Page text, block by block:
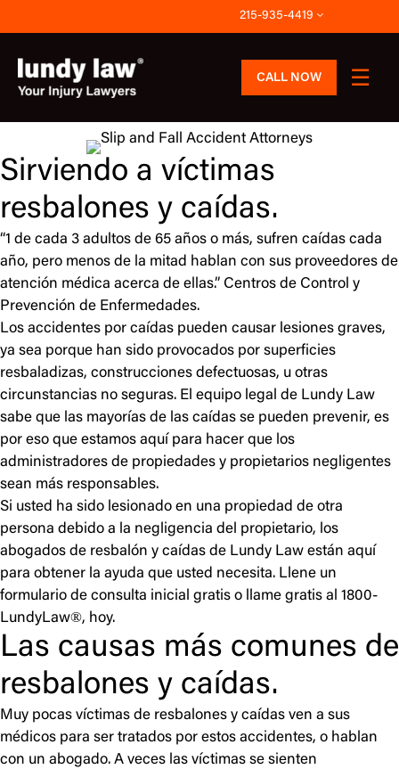
to
content
215-935-4419
CALL NOW
Sirviendo a víctimas
resbalones y caídas.
“1 de cada 3 adultos de 65 años o más, sufren caídas cada
año, pero menos de la mitad hablan con sus proveedores de
atención médica acerca de ellas.”­ Centros de Control y
Prevención de Enfermedades.
Los accidentes por caídas pueden causar lesiones graves,
ya sea porque han sido provocados por superficies
resbaladizas, construcciones defectuosas, u otras
circunstancias no seguras. El equipo legal de Lundy Law
sabe que las mayorías de las caídas se pueden prevenir, es
por eso que estamos aquí para hacer que los
administradores de propiedades y propietarios negligentes
sean más responsables.
Si usted ha sido lesionado en una propiedad de otra
persona debido a la negligencia del propietario, los
abogados de resbalón y caídas de Lundy Law están aquí
para obtener la ayuda que usted necesita. Llene un
formulario de consulta inicial gratis o llame gratis al 1­800­
LundyLaw®, hoy.
Las causas más comunes de
resbalones y caídas.
Muy pocas víctimas de resbalones y caídas ven a sus
médicos para ser tratados por estos accidentes, o hablan
con un abogado. A veces las víctimas se sienten